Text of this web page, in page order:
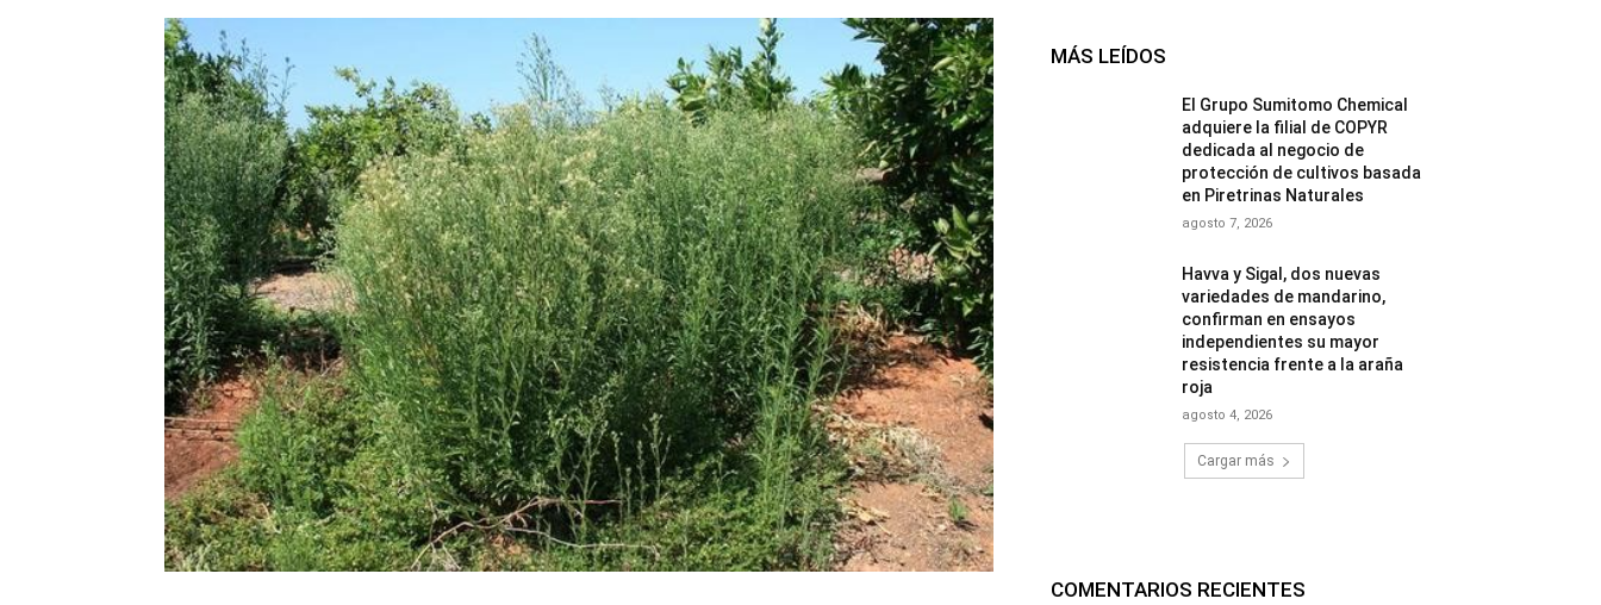
MÁS LEÍDOS
El Grupo Sumitomo Chemical
adquiere la filial de COPYR
dedicada al negocio de
protección de cultivos basada
en Piretrinas Naturales
agosto 7, 2026
Havva y Sigal, dos nuevas
variedades de mandarino,
confirman en ensayos
independientes su mayor
resistencia frente a la araña
roja
agosto 4, 2026
Cargar más
COMENTARIOS RECIENTES